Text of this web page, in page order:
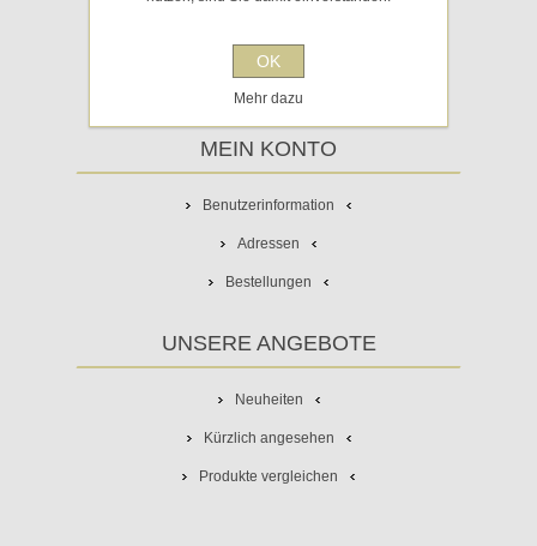
Widerrufsrecht
MEIN KONTO
Benutzerinformation
Adressen
Bestellungen
UNSERE ANGEBOTE
Neuheiten
Kürzlich angesehen
Produkte vergleichen
OK
Mehr dazu